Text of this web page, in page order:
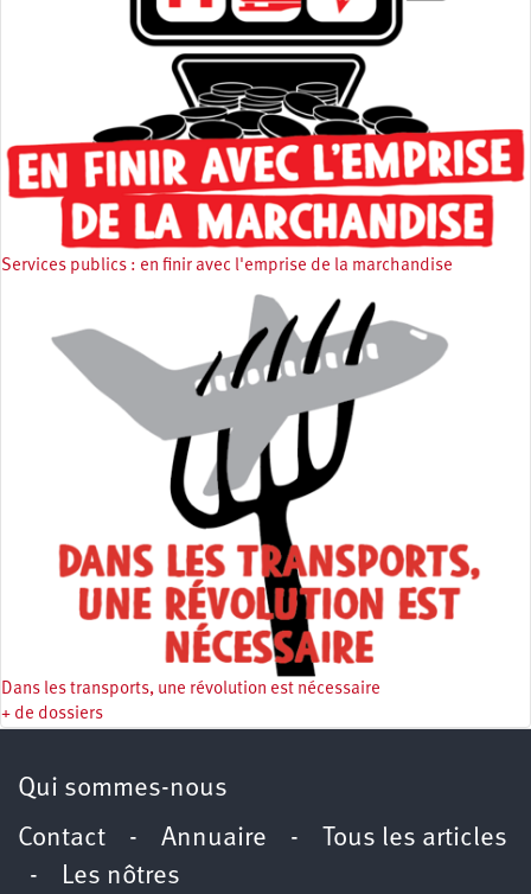
Services publics : en finir avec l'emprise de la marchandise
Dans les transports, une révolution est nécessaire
+ de dossiers
Qui sommes-nous
Contact - Annuaire -
Tous les articles
- Les nôtres